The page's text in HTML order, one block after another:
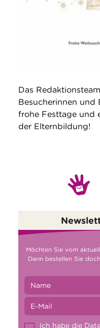
Das
Besucherinnen und
frohe Festtage und
der Elternbildung!
Möchten Sie vom
Dann bestellen Sie
Ich habe die